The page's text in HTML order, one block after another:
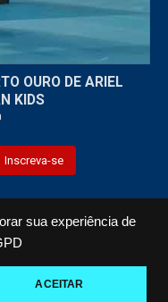
sua experiência de
ACEITAR
OURO DE ARIEL
KIDS
Inscreva-se
Vídeos